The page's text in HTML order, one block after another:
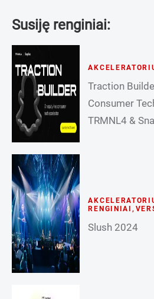
Susiję renginiai:
Traction
Consumer
TRMNL4 &
RENGINIAI ,
Slush 2024